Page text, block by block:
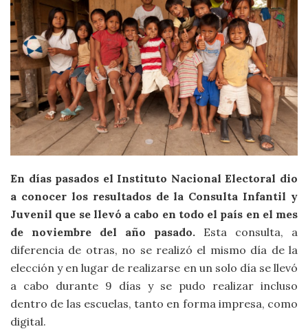
En días pasados el Instituto Nacional Electoral dio
a conocer los resultados de la Consulta Infantil y
Juvenil que se llevó a cabo en todo el país en el mes
de noviembre del año pasado. Esta consulta, a
diferencia de otras, no se realizó el mismo día de la
elección y en lugar de realizarse en un solo día se llevó
a cabo durante 9 días y se pudo realizar incluso
dentro de las escuelas, tanto en forma impresa, como
digital.